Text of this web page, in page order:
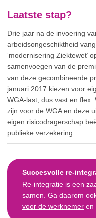
Laatste stap?
Drie jaar na de invoering
arbeidsongeschiktheid
‘modernisering Ziektewet’
samenvoegen van de
van deze gecombineerde
januari 2017 kiezen voor
WGA-last, dus vast en
zijn voor de WGA en deze
eigen risicodragerschap
publieke verzekering.
Succesvolle re-
Re-integratie is een
samen. Ga daarom
voor de werknemer en